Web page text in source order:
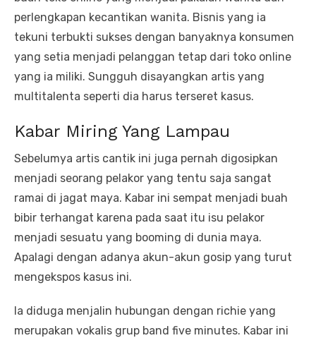
perlengkapan kecantikan wanita. Bisnis yang ia
tekuni terbukti sukses dengan banyaknya konsumen
yang setia menjadi pelanggan tetap dari toko online
yang ia miliki. Sungguh disayangkan artis yang
multitalenta seperti dia harus terseret kasus.
Kabar Miring Yang Lampau
Sebelumya artis cantik ini juga pernah digosipkan
menjadi seorang pelakor yang tentu saja sangat
ramai di jagat maya. Kabar ini sempat menjadi buah
bibir terhangat karena pada saat itu isu pelakor
menjadi sesuatu yang booming di dunia maya.
Apalagi dengan adanya akun-akun gosip yang turut
mengekspos kasus ini.
Ia diduga menjalin hubungan dengan richie yang
merupakan vokalis grup band five minutes. Kabar ini